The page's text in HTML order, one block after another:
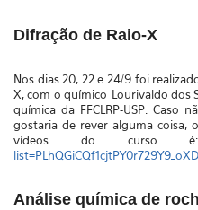
Difração de Raio-X
Nos dias 20, 22 e 24/9 foi
X, com o químico Lourivaldo dos
química da FFCLRP-USP . Caso
gostaria de rever alguma coisa,
vídeos do curso
Análise química de